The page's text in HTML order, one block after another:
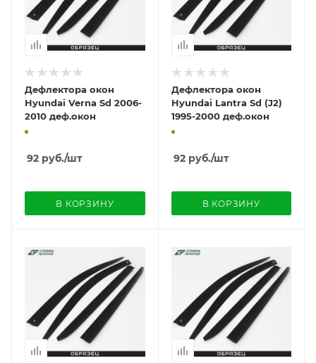
Дефлектора окон
Hyundai Verna Sd 2006-
2010 деф.окон
92 руб./шт
В КОРЗИНУ
Дефлектора окон
Hyundai Lantra Sd (J2)
1995-2000 деф.окон
92руб./шт
В КОРЗИНУ